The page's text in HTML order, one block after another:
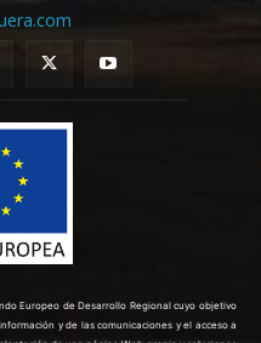
Europeo de Desarrollo Regional cuyo objetivo
y de las comunicaciones y el acceso a